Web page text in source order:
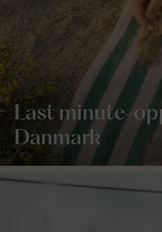
Last minute-
Danmark